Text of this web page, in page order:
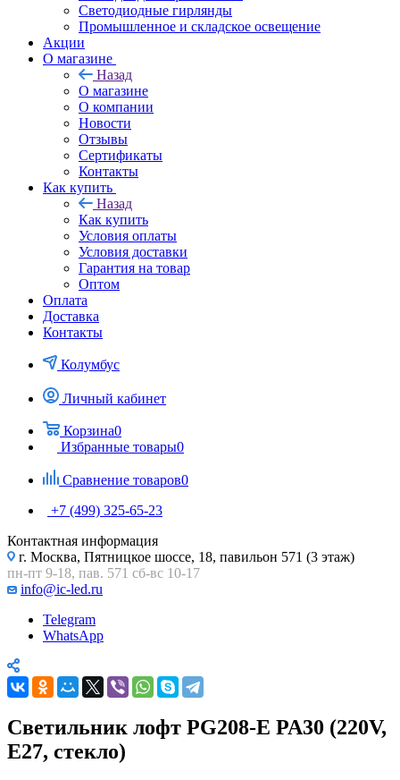
Светодиодные гирлянды
Промышленное и складское освещение
Акции
О магазине
Назад
О магазине
О компании
Новости
Отзывы
Сертификаты
Контакты
Как купить
Назад
Как купить
Условия оплаты
Условия доставки
Гарантия на товар
Оптом
Оплата
Доставка
Контакты
Колумбус
Личный кабинет
Корзина0
Избранные товары0
Сравнение товаров0
+7 (499) 325-65-23
Контактная информация
г. Москва, Пятницкое шоссе, 18, павильон 571 (3 этаж)
пн-пт 9-18, пав. 571 сб-вс 10-17
info@ic-led.ru
Telegram
WhatsApp
Светильник лофт PG208-E PA30 (220V,
E27, стекло)